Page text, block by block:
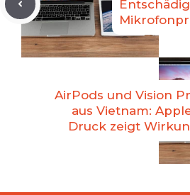
AirPods und Vision
aus Vietnam:
Druck zeigt